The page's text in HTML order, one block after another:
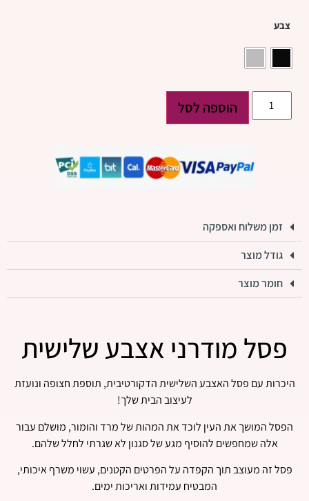
צבע
הוספה לסל
זמן משלוח ואספקה
גודל מוצר
חומר מוצר
פסל מודרני אצבע שלישית
היכרות עם פסל האצבע השלישית הדקורטיבית, תוספת חצופה ונועזת
לעיצוב הבית שלך!
הפסל המושך את העין לוכד את המהות של מרד והומור, מושלם עבור
אלה שמחפשים להוסיף מגע של סגנון לא שגרתי לחלל שלהם.
פסל זה מעוצב תוך הקפדה על הפרטים הקטנים, עשוי משרף איכותי,
המבטיח עמידות ואריכות ימים.